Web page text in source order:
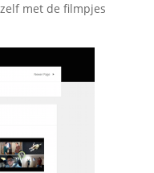
met de filmpjes